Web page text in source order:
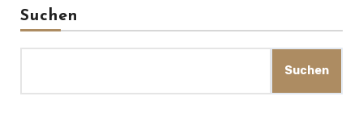
Suchen
Suchen